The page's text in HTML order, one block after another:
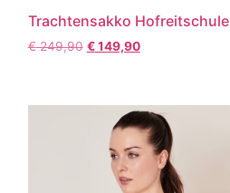
Trachtensakko Hofreitschule
€249,90 €149,90